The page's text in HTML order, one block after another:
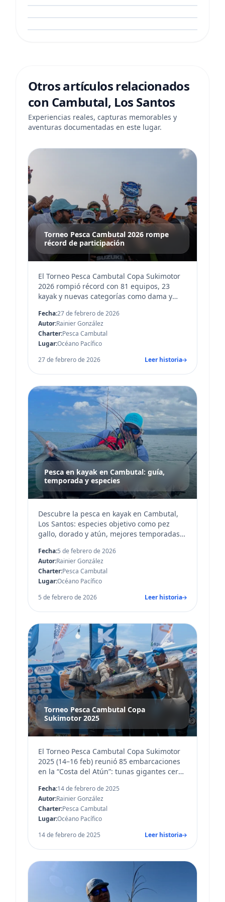
🐟 Atún Aleta Amarilla
🐟 Atún Aleta Amarilla
Imagen del lugar de pesca Cambutal, Los Santos
Otros artículos relacionados
con Cambutal, Los Santos
Experiencias reales, capturas memorables y
aventuras documentadas en este lugar.
Torneo Pesca Cambutal 2026 rompe
récord de participación
El Torneo Pesca Cambutal Copa Sukimotor
2026 rompió récord con 81 equipos, 23
kayak y nuevas categorías como dama y
pesca, cultu...
Fecha:27 de febrero de 2026
Autor:Rainier González
Charter:Pesca Cambutal
Lugar:Océano Pacífico
27 de febrero de 2026
Leer historia
Pesca en kayak en Cambutal: guía,
temporada y especies
Descubre la pesca en kayak en Cambutal,
Los Santos: especies objetivo como pez
gallo, dorado y atún, mejores temporadas,
seguridad par...
Fecha:5 de febrero de 2026
Autor:Rainier González
Charter:Pesca Cambutal
Lugar:Océano Pacífico
5 de febrero de 2026
Leer historia
Torneo Pesca Cambutal Copa
Sukimotor 2025
El Torneo Pesca Cambutal Copa Sukimotor
2025 (14–16 feb) reunió 85 embarcaciones
en la “Costa del Atún”: tunas gigantes cerca
músic...
Fecha:14 de febrero de 2025
Autor:Rainier González
Charter:Pesca Cambutal
Lugar:Océano Pacífico
14 de febrero de 2025
Leer historia